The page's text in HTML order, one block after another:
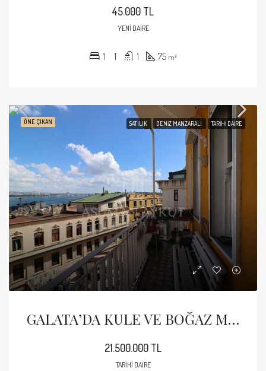
45.000 TL
YENI DAIRE
1 1 1 75 m²
ÖNE ÇIKAN SATILIK DENIZ MANZARALI TARIHI DAIRE
GALATA’DA KULE VE BOĞAZ MANZARALI SATILIK TARİHİ DAİRE
21.500.000 TL
TARIHI DAIRE